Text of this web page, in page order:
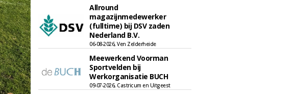
Allround
magazijnmedewerker
(fulltime) bij DSV zaden
Nederland B.V.
06-08-2026, Ven Zelderheide
Meewerkend Voorman
Sportvelden bij
Werkorganisatie BUCH
09-07-2026, Castricum en Uitgeest